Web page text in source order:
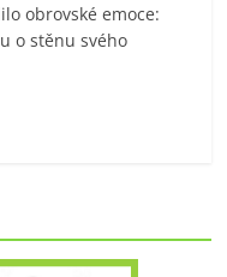
obrovské emoce:
o stěnu svého